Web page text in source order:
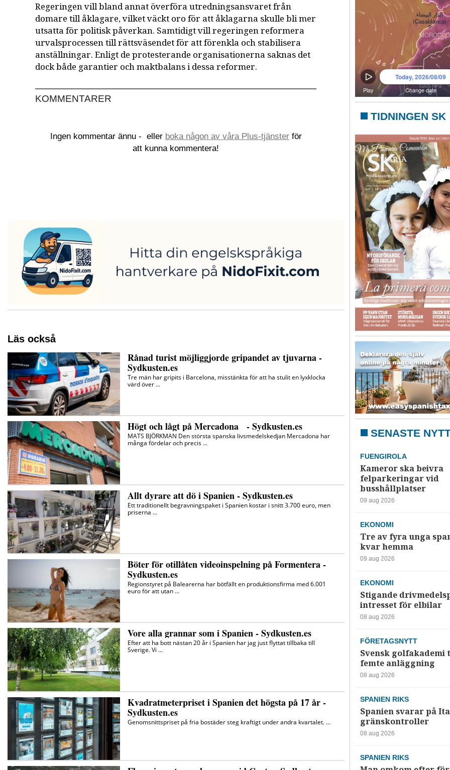
Regeringen vill bland annat överföra utredningsansvaret från
domare till åklagare, vilket väckt oro för att åklagarna skulle bli mer
utsatta för politisk påverkan. Samtidigt vill regeringen reformera
urvalsprocessen till rättsväsendet för att förenkla och stabilisera
anställningar. Enligt de protesterande organisationerna saknas det
dock både garantier och maktbalans i dessa reformer.
KOMMENTARER
Ingen kommentar ännu - eller boka någon av våra Plus-tjänsterför
att kunna kommentera!
TIDNINGEN SK
SENASTE
FUENGIROLA
Kameror ska beivra
felparkeringar vid
busshållplatser
09 aug 2026
EKONOMI
Tre av fyra unga
kvar hemma
09 aug 2026
EKONOMI
Stigande
intresset för elbilar
08 aug 2026
FÖRETAGSNYTT
Svensk golfakademi
femte anläggning
08 aug 2026
SPANIEN RIKS
Spanien svarar på
gränskontroller
08 aug 2026
SPANIEN RIKS